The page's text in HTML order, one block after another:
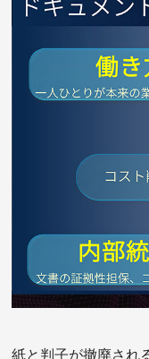
紙と判子が撤廃され